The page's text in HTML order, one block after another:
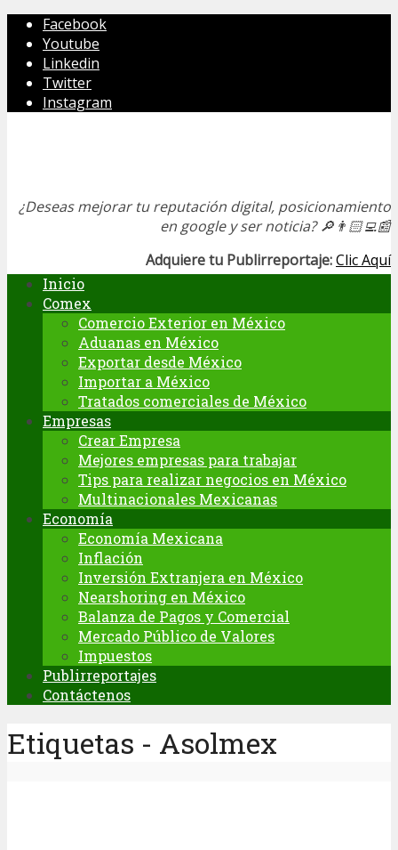
Facebook
Youtube
Linkedin
Twitter
Instagram
¿Deseas mejorar tu reputación digital, posicionamiento
en google y ser noticia?🔎👨🏻‍💻📰
Adquiere tu Publirreportaje:Clic Aquí
Inicio
Comex
Comercio Exterior en México
Aduanas en México
Exportar desde México
Importar a México
Tratados comerciales de México
Empresas
Crear Empresa
Mejores empresas para trabajar
Tips para realizar negocios en México
Multinacionales Mexicanas
Economía
Economía Mexicana
Inflación
Inversión Extranjera en México
Nearshoring en México
Balanza de Pagos y Comercial
Mercado Público de Valores
Impuestos
Publirreportajes
Contáctenos
Etiquetas - Asolmex